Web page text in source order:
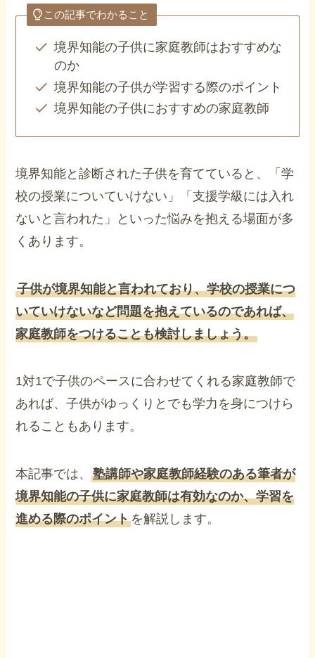
この記事でわかること
境界知能の子供に家庭教師はおすすめな
のか
境界知能の子供が学習する際のポイント
境界知能の子供におすすめの家庭教師
境界知能と診断された子供を育てていると、「学
校の授業についていけない」「支援学級には入れ
ないと言われた」といった悩みを抱える場面が多
くあります。
子供が境界知能と言われており、学校の授業につ
いていけないなど問題を抱えているのであれば、
家庭教師をつけることも検討しましょう。
1対1で子供のペースに合わせてくれる家庭教師で
あれば、子供がゆっくりとでも学力を身につけら
れることもあります。
本記事では、塾講師や家庭教師経験のある筆者が
境界知能の子供に家庭教師は有効なのか、学習を
進める際のポイントを解説します。